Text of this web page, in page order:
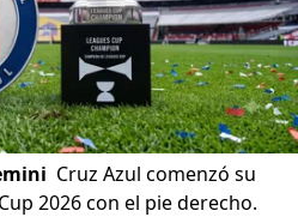
Cruz Azul comenzó su
2026 con el pie derecho.